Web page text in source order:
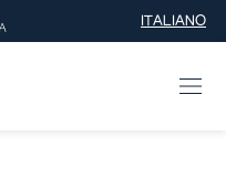
ITALIANO